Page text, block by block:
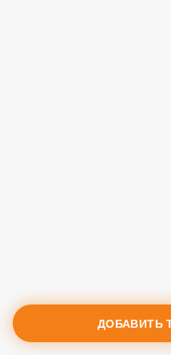
ДОБАВИТЬ